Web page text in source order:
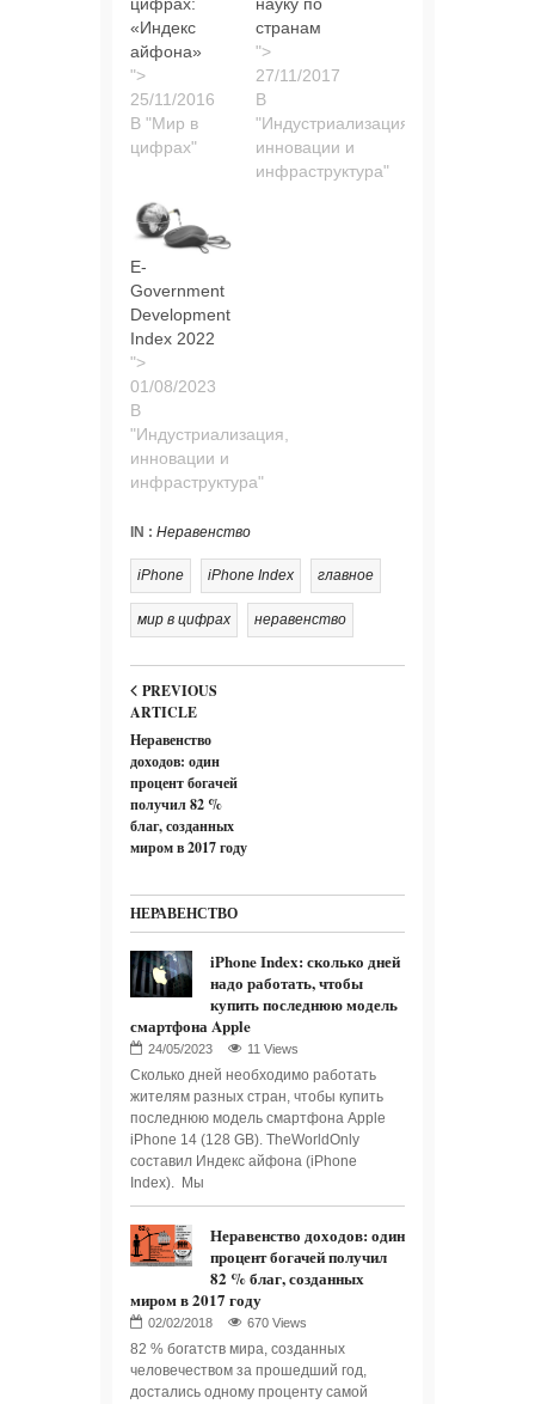
«Индекс
айфона»
">
В "Мир в
цифрах"
странам
">
В
"Индустриализация,
инновации и
инфраструктура"
E-
Government
Development
Index 2022
">
В
"Индустриализация,
инновации и
инфраструктура"
IN : Неравенство
iPhone iPhone Index главное
мир в цифрах неравенство
PREVIOUS
ARTICLE
Неравенство
доходов: один
процент богачей
получил 82 %
благ, созданных
миром в 2017 году
НЕРАВЕНСТВО
iPhone Index: сколько дней
надо работать, чтобы
купить последнюю модель
смартфона Apple
11 Views
Сколько дней необходимо работать
жителям разных стран, чтобы купить
последнюю модель смартфона Apple
iPhone 14 (128 GB). TheWorldOnly
составил Индекс айфона (iPhone
Index). Мы
Неравенство доходов: один
процент богачей получил
82 % благ, созданных
миром в 2017 году
670 Views
82 % богатств мира, созданных
человечеством за прошедший год,
достались одному проценту самой